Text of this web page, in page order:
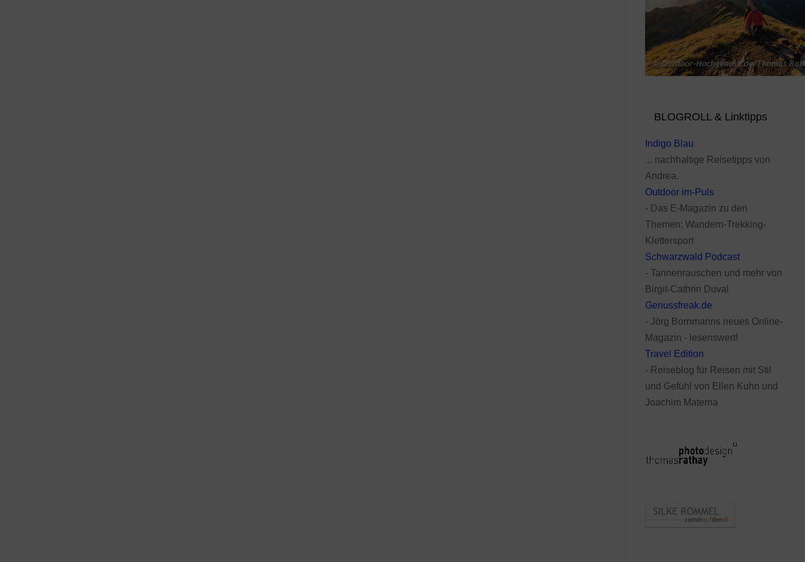
BLOGROLL & Linktipps
Indigo Blau
... nachhaltige Reisetipps von
Andrea.
Outdoor im-Puls
- Das E-Magazin zu den
Themen: Wandern-Trekking-
Klettersport
Schwarzwald Podcast
- Tannenrauschen und mehr von
Birgit-Cathrin Duval
Genussfreak.de
- Jörg Bornmanns neues Online-
Magazin - lesenswert!
Travel Edition
- Reiseblog für Reisen mit Stil
und Gefühl von Ellen Kuhn und
Joachim Materna